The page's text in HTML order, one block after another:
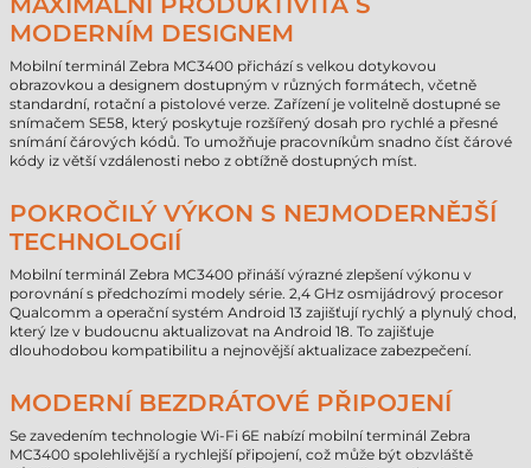
MODERNÍM DESIGNEM
Mobilní terminál Zebra MC3400 přichází s velkou dotykovou
obrazovkou a designem dostupným v různých formátech, včetně
standardní, rotační a pistolové verze. Zařízení je volitelně dostupné se
snímačem SE58, který poskytuje rozšířený dosah pro rychlé a přesné
snímání čárových kódů. To umožňuje pracovníkům snadno číst čárové
kódy iz větší vzdálenosti nebo z obtížně dostupných míst.
POKROČILÝ VÝKON S NEJMODERNĚJŠÍ
TECHNOLOGIÍ
Mobilní terminál Zebra MC3400 přináší výrazné zlepšení výkonu v
porovnání s předchozími modely série. 2,4 GHz osmijádrový procesor
Qualcomm a operační systém Android 13 zajišťují rychlý a plynulý chod,
který lze v budoucnu aktualizovat na Android 18. To zajišťuje
dlouhodobou kompatibilitu a nejnovější aktualizace zabezpečení.
MODERNÍ BEZDRÁTOVÉ PŘIPOJENÍ
Se zavedením technologie Wi-Fi 6E nabízí mobilní terminál Zebra
MC3400 spolehlivější a rychlejší připojení, což může být obzvláště